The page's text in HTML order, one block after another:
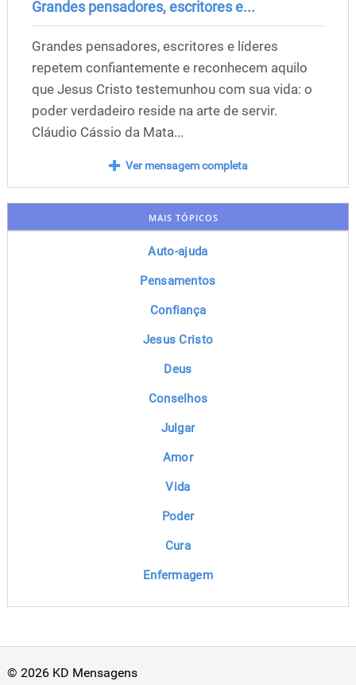
Grandes pensadores, escritores e...
Grandes pensadores, escritores e líderes
repetem confiantemente e reconhecem aquilo
que Jesus Cristo testemunhou com sua vida: o
poder verdadeiro reside na arte de servir.
Cláudio Cássio da Mata...
Ver mensagem completa
MAIS TÓPICOS
Auto-ajuda
Pensamentos
Confiança
Jesus Cristo
Deus
Conselhos
Julgar
Amor
Vida
Poder
Cura
Enfermagem
© 2026 KD Mensagens